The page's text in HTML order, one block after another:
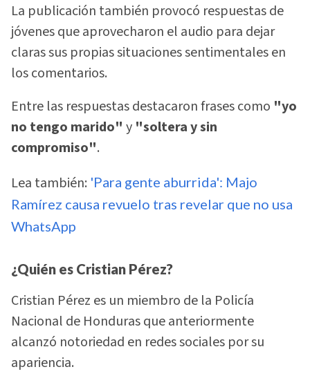
La publicación también provocó respuestas de
jóvenes que aprovecharon el audio para dejar
claras sus propias situaciones sentimentales en
los comentarios.
Entre las respuestas destacaron frases como "yo
no tengo marido" y "soltera y sin
compromiso".
Lea también: 'Para gente aburrida': Majo
Ramírez causa revuelo tras revelar que no usa
WhatsApp
¿Quién es Cristian Pérez?
Cristian Pérez es un miembro de la Policía
Nacional de Honduras que anteriormente
alcanzó notoriedad en redes sociales por su
apariencia.